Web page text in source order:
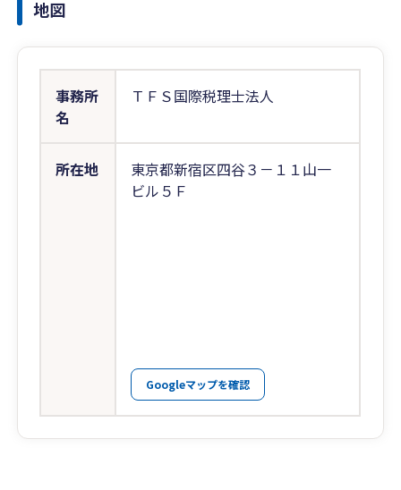
地図
事務所
名
ＴＦＳ国際税理士法人
所在地
東京都新宿区四谷３－１１山一
ビル５Ｆ
Googleマップを確認